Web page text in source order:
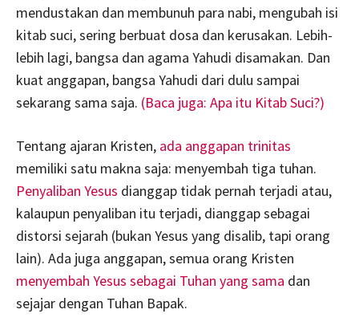
mendustakan dan membunuh para nabi, mengubah isi
kitab suci, sering berbuat dosa dan kerusakan. Lebih-
lebih lagi, bangsa dan agama Yahudi disamakan. Dan
kuat anggapan, bangsa Yahudi dari dulu sampai
sekarang sama saja. (Baca juga: Apa itu Kitab Suci?)
Tentang ajaran Kristen, ada anggapan trinitas
memiliki satu makna saja: menyembah tiga tuhan.
Penyaliban Yesus dianggap tidak pernah terjadi atau,
kalaupun penyaliban itu terjadi, dianggap sebagai
distorsi sejarah (bukan Yesus yang disalib, tapi orang
lain). Ada juga anggapan, semua orang Kristen
menyembah Yesus sebagai Tuhan yang sama dan
sejajar dengan Tuhan Bapak.